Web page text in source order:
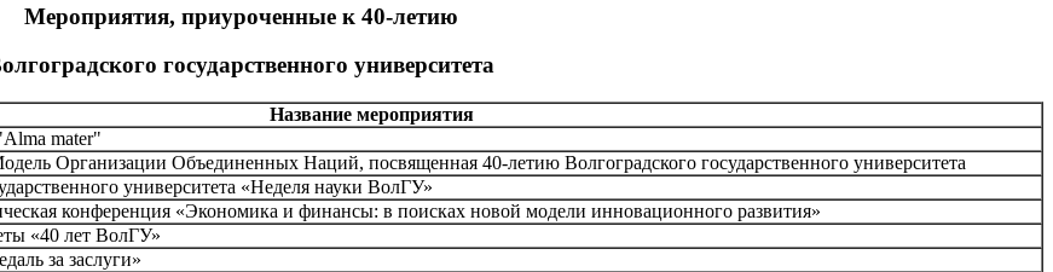
Мероприятия, приуроченные к 40-летию
государственного университета
Название мероприятия
mater"
Организации Объединенных Наций, посвященная 40-летию Волгоградского государственного университета
университета «Неделя науки ВолГУ»
конференция «Экономика и финансы: в поисках новой модели инновационного развития»
«40 лет ВолГУ»
за заслуги»